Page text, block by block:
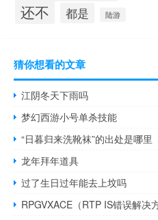
还不 都是 陆游
猜你想看的文章
江阴冬天下雨吗
梦幻西游小号单杀技能
“日暮归来洗靴袜”的出处是哪里
龙年拜年道具
过了生日过年能去上坟吗
RPGVXACE（RTP IS错误解决